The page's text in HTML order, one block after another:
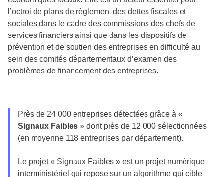
l’octroi de plans de règlement des dettes fiscales et
sociales dans le cadre des commissions des chefs de
services financiers ainsi que dans les dispositifs de
prévention et de soutien des entreprises en difficulté au
sein des comités départementaux d’examen des
problèmes de financement des entreprises.
Près de 24 000 entreprises détectées grâce à «
Signaux Faibles » dont près de 12 000 sélectionnées
(en moyenne 118 entreprises par département).
Le projet « Signaux Faibles » est un projet numérique
interministériel qui repose sur un algorithme qui cible